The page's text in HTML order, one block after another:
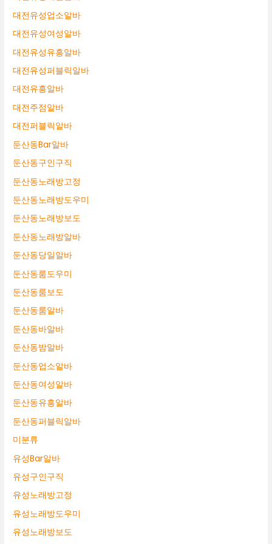
대전유성업소알바
대전유성여성알바
대전유성유흥알바
대전유성퍼블릭알바
대전유흥알바
대전주점알바
대전퍼블릭알바
둔산동Bar알바
둔산동구인구직
둔산동노래방고정
둔산동노래방도우미
둔산동노래방보도
둔산동노래방알바
둔산동당일알바
둔산동룸도우미
둔산동룸보도
둔산동룸알바
둔산동바알바
둔산동밤알바
둔산동업소알바
둔산동여성알바
둔산동유흥알바
둔산동퍼블릭알바
미분류
유성Bar알바
유성구인구직
유성노래방고정
유성노래방도우미
유성노래방보도